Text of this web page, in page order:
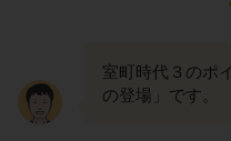
室町時代３のポ
の登場」です。